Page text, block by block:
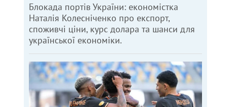
Блокада портів України: економістка
Наталія Колесніченко про експорт,
споживчі ціни, курс долара та шанси для
української економіки.